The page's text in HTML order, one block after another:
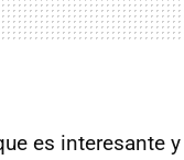
es interesante